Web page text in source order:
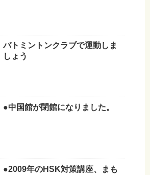
バトミントンクラブで運動しま
しょう
●中国館が閉館になりました。
●2009年のHSK対策講座、まも